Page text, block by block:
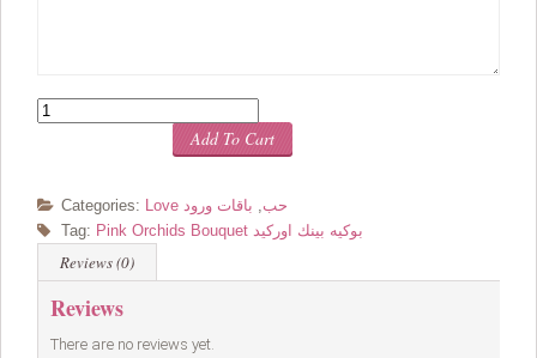
Quantity
Add To Cart
Categories: Love حب, باقات ورود
Tag:
Pink Orchids Bouquet بوكيه بينك اوركيد
Reviews (0)
Reviews
There are no reviews yet.